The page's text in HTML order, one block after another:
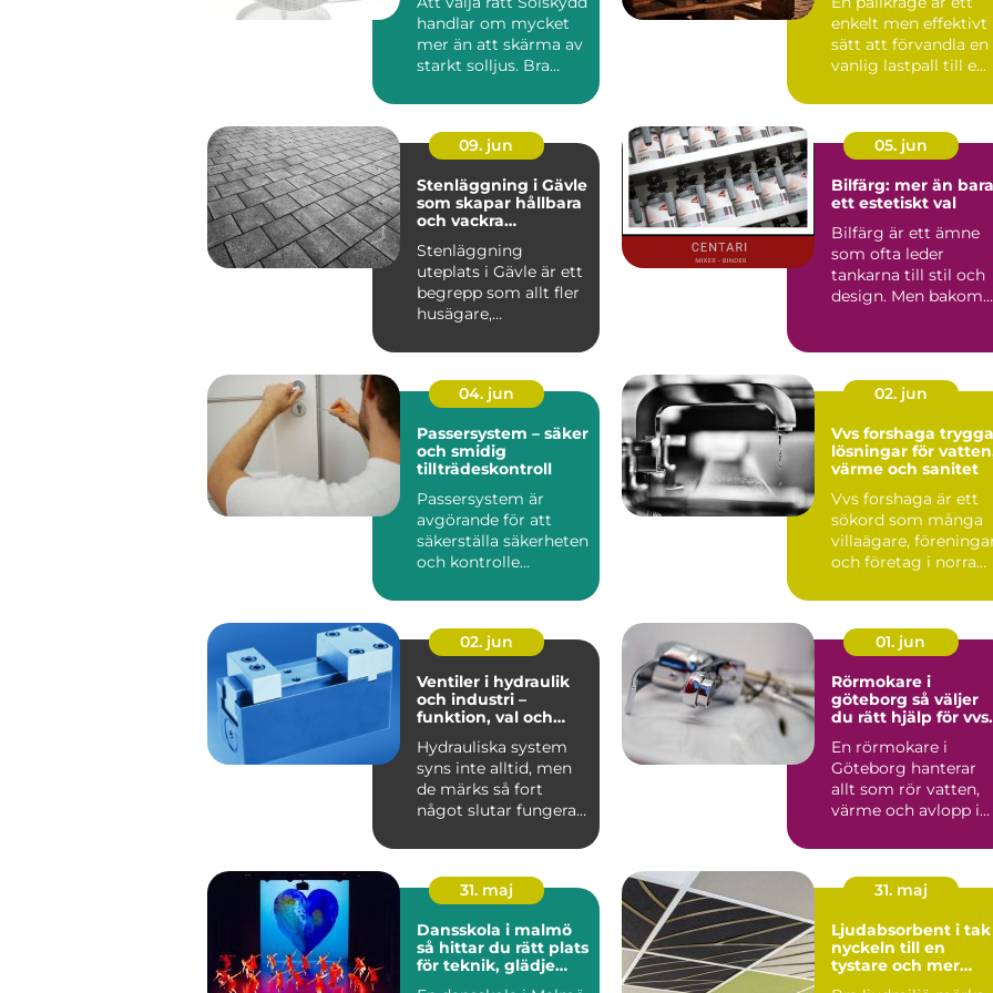
handlar om mycket
mer än att skärma av
starkt solljus. Bra
enkelt men effektivt
sätt att förvandla en
vanlig lastpall till e...
09. jun
Stenläggning i Gävle
som skapar hållbara
och vackra
Stenläggning
uteplats i Gävle är ett
begrepp som allt fler
husägare,
05. jun
Bilfärg: mer än bara
ett estetiskt val
Bilfärg är ett ämne
som ofta leder
tankarna till stil och
design. Men bakom
04. jun
Passersystem – säker
och smidig
tillträdeskontroll
Passersystem är
avgörande för att
säkerställa säkerheten
och kontrolle...
02. jun
Vvs forshaga trygga
lösningar för
värme och sanitet
Vvs forshaga är ett
sökord som många
villaägare,
och företag i norra
nä...
02. jun
Ventiler i hydraulik
och industri –
funktion, val och
Hydrauliska system
syns inte alltid, men
de märks så fort
något slutar fungera.
01. jun
Rörmokare i
göteborg så väljer
du rätt hjälp för vvs
En rörmokare i
Göteborg hanterar
allt som rör vatten,
värme och avlopp i
lägenheter och...
31. maj
Dansskola i malmö
så hittar du rätt plats
för teknik, glädje
31. maj
Ljudabsorbent i tak
nyckeln till en
tystare och mer